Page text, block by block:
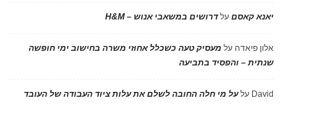
יאנא קאסםעלדרושים במשאבי אנוש – H&M
אלון פיאדה על מעסיק טעה כשכלל אחוזי משרה בחישוב ימי חופשה
שנתית – והפסיד בתביעה
David עלעל מי חלה החובה לשלם את עלות ציוד העבודה של העובד